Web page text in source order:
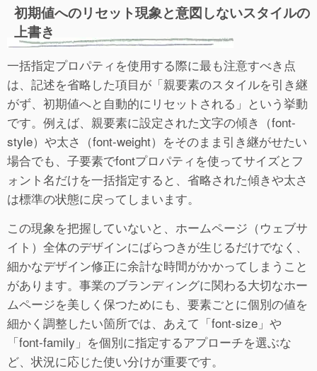
初期値へのリセット現象と意図しないスタイルの
上書き
一括指定プロパティを使用する際に最も注意すべき点
は、記述を省略した項目が「親要素のスタイルを引き継
がず、初期値へと自動的にリセットされる」という挙動
です。例えば、親要素に設定された文字の傾き（font-
style）や太さ（font-weight）をそのまま引き継がせたい
場合でも、子要素でfontプロパティを使ってサイズとフ
ォント名だけを一括指定すると、省略された傾きや太さ
は標準の状態に戻ってしまいます。
この現象を把握していないと、ホームページ（ウェブサ
イト）全体のデザインにばらつきが生じるだけでなく、
細かなデザイン修正に余計な時間がかかってしまうこと
があります。事業のブランディングに関わる大切なホー
ムページを美しく保つためにも、要素ごとに個別の値を
細かく調整したい箇所では、あえて「font-size」や
「font-family」を個別に指定するアプローチを選ぶな
ど、状況に応じた使い分けが重要です。